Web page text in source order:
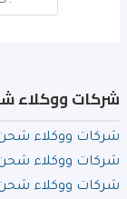
شركات ووكلاء
شركات ووكلاء
شركات ووكلاء
شركات ووكلاء